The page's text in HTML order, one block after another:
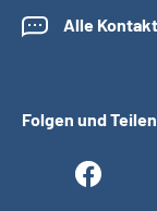
Alle
Folgen und Teilen